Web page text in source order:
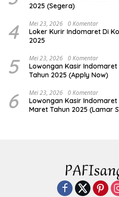
2025 (Segera)
4 Mei 23, 2026 0 Komentar
Loker Kurir Indomaret Di
2025
5 Mei 23, 2026 0 Komentar
Lowongan Kasir
Tahun 2025 (Apply Now)
6 Mei 23, 2026 0 Komentar
Lowongan Kasir
Maret Tahun 2025 (Lamar